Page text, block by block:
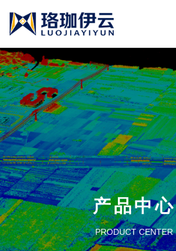
产品中心
PRODUCT CENTER